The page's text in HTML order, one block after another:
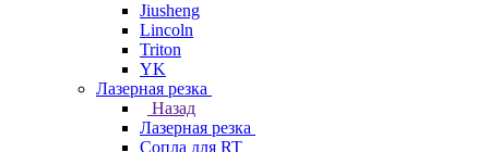
Jiusheng
Lincoln
Triton
YK
Лазерная резка
Назад
Лазерная резка
Сопла для RT